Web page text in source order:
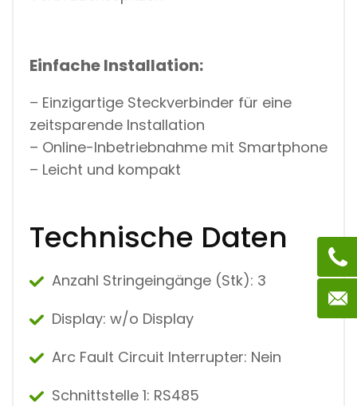
Einfache Installation:
– Einzigartige Steckverbinder für eine
zeitsparende Installation
– Online-Inbetriebnahme mit Smartphone
– Leicht und kompakt
Technische Daten
Anzahl Stringeingänge (Stk): 3
Display: w/o Display
Arc Fault Circuit Interrupter: Nein
Schnittstelle 1: RS485